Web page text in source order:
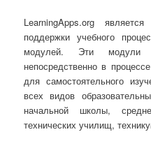
LearningApps.org
поддержки учебного
модулей. Эти модули
непосредственно в
для самостоятельного
всех видов
начальной школы,
технических училищ,